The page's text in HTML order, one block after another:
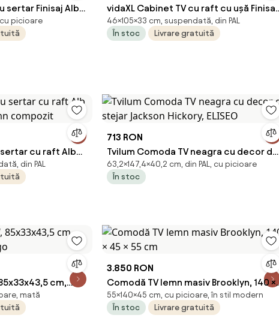
sertar Finisaj Alb
cm
cu picioare
vidaXL Cabinet TV cu raft cu ușă Finisaj
Alb Spălat 105 x 33 x 46 cm
46×105×33 cm, suspendată, din PAL
În stoc
Livrare gratuită
sertar cu raft Alb
compozit
din PAL
713 RON
Tvilum Comoda TV neagra cu decor de
stejar Jackson Hickory, ELISEO
63,2×147,4×40,2 cm, din PAL, cu picioare
În stoc
cm,
mată
3.850 RON
Comodă TV lemn masiv Brooklyn, 140 ×
45 × 55 cm
55×140×45 cm, cu picioare, în stil modern
În stoc
Livrare gratuită